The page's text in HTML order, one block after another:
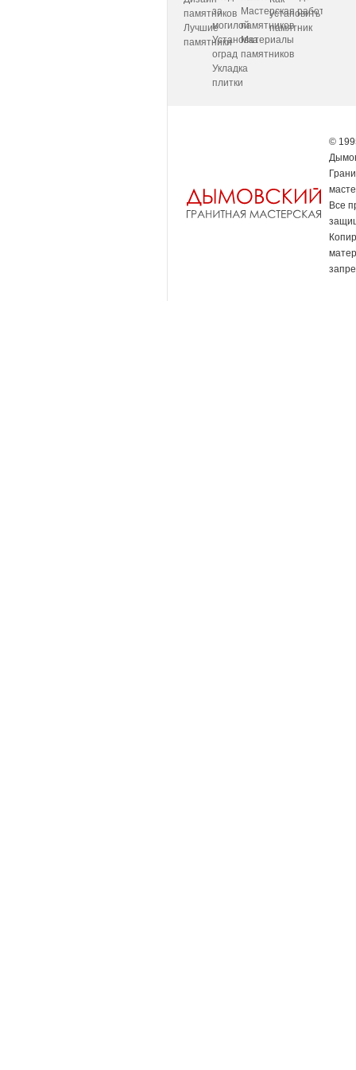
памятников
Лучшие
памятники
за
могилой
Установка
оград
Укладка
плитки
Мастерская
памятников
Материалы
памятников
установить
памятник
работаем
©
Все